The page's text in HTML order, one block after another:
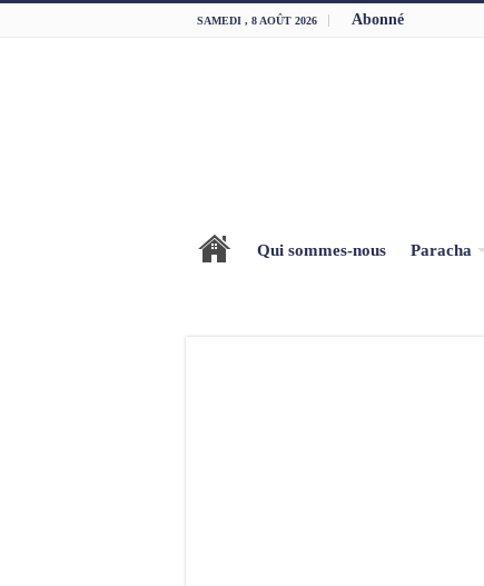
SAMEDI , 8 AOÛT 2026 Abonné
Qui sommes-nous Paracha